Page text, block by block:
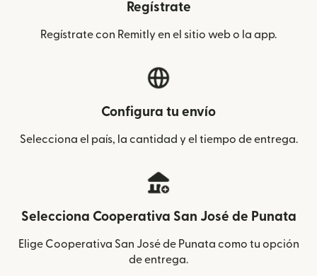
Regístrate
Regístrate con Remitly en el sitio web o la app.
Configura tu envío
Selecciona el país, la cantidad y el tiempo de entrega.
Selecciona Cooperativa San José de Punata
Elige Cooperativa San José de Punata como tu opción
de entrega.